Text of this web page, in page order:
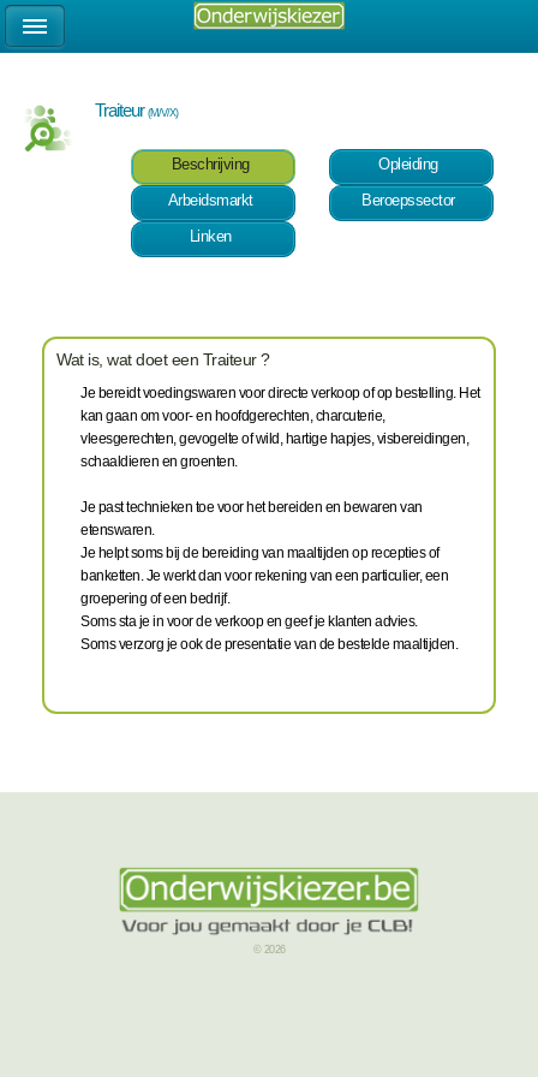
Traiteur(M/V/X)
Beschrijving
Opleiding
Arbeidsmarkt
Beroepssector
Linken
Wat is, wat doet een Traiteur ?
Je bereidt voedingswaren voor directe verkoop of op bestelling. Het
kan gaan om voor- en hoofdgerechten, charcuterie,
vleesgerechten, gevogelte of wild, hartige hapjes, visbereidingen,
schaaldieren en groenten.
Je past technieken toe voor het bereiden en bewaren van
etenswaren.
Je helpt soms bij de bereiding van maaltijden op recepties of
banketten. Je werkt dan voor rekening van een particulier, een
groepering of een bedrijf.
Soms sta je in voor de verkoop en geef je klanten advies.
Soms verzorg je ook de presentatie van de bestelde maaltijden.
© 2026